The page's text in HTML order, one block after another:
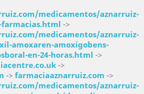
medicamentos/aznarruiz-
->
medicamentos/aznarruiz-
amoxaren-amoxigobens-
en-24-horas.html ->
->
-> farmaciaaznarruiz.com ->
medicamentos/aznarruiz-